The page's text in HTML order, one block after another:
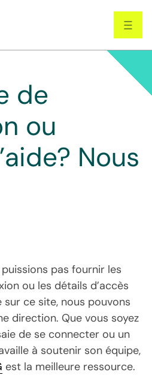
de
ou
Nous
pas fournir les
ou les détails d’accès
ce site, nous pouvons
direction. Que vous soyez
de se connecter ou un
à soutenir son équipe,
est la meilleure ressource.